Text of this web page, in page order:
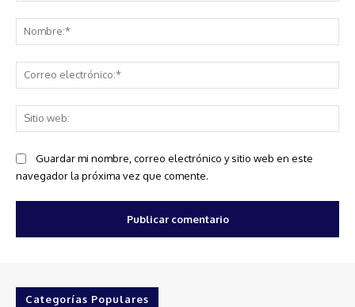
Guardar mi nombre, correo electrónico y sitio web en este
navegador la próxima vez que comente.
Categorías Populares